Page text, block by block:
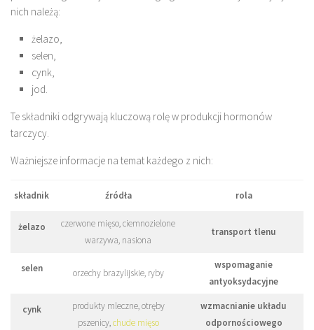
nich należą:
żelazo,
selen,
cynk,
jod.
Te składniki odgrywają kluczową rolę w produkcji hormonów
tarczycy.
Ważniejsze informacje na temat każdego z nich:
składnik źródła rola
żelazo
czerwone mięso, ciemnozielone
warzywa, nasiona
transport tlenu
selen orzechy brazylijskie, ryby
wspomaganie
antyoksydacyjne
cynk
produkty mleczne, otręby
pszenicy,chude mięso
wzmacnianie układu
odpornościowego